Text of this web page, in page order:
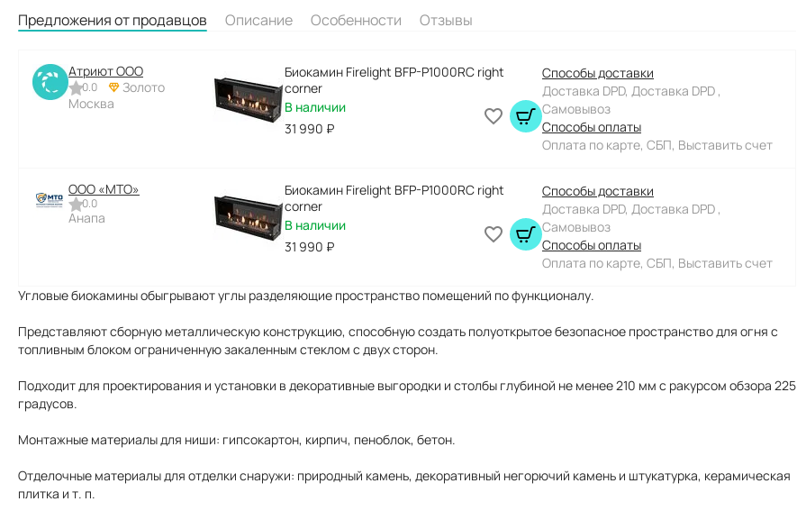
Предложения от продавцов Описание Особенности Отзывы
Атриют ООО
0.0
Золото
Москва
Биокамин Firelight BFP-P1000RC right
corner
В наличии
31 990 ₽
Способы доставки
Доставка DPD, Доставка DPD ,
Самовывоз
Способы оплаты
Оплата по карте, СБП, Выставить счет
ООО «МТО»
0.0
Анапа
Биокамин Firelight BFP-P1000RC right
corner
В наличии
31 990 ₽
Способы доставки
Доставка DPD, Доставка DPD ,
Самовывоз
Способы оплаты
Оплата по карте, СБП, Выставить счет
Угловые биокамины обыгрывают углы разделяющие пространство помещений по функционалу.
Представляют сборную металлическую конструкцию, способную создать полуоткрытое безопасное пространство для огня c
топливным блоком ограниченную закаленным стеклом с двух сторон.
Подходит для проектирования и установки в декоративные выгородки и столбы глубиной не менее 210 мм с ракурсом обзора 225
градусов.
Монтажные материалы для ниши: гипсокартон, кирпич, пеноблок, бетон.
Отделочные материалы для отделки снаружи: природный камень, декоративный негорючий камень и штукатурка, керамическая
плитка и т. п.